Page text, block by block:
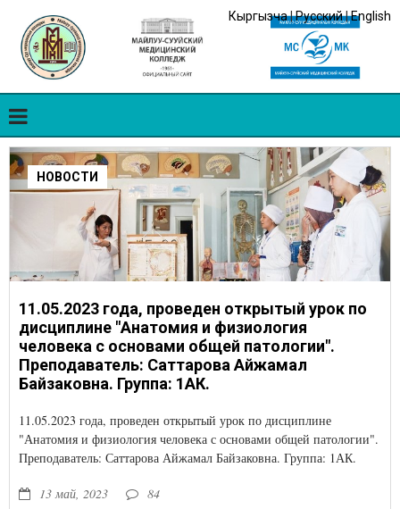
Кыргызча|Русский|English
НОВОСТИ
11.05.2023 года, проведен открытый урок по
дисциплине "Анатомия и физиология
человека с основами общей патологии".
Преподаватель: Саттарова Айжамал
Байзаковна. Группа: 1АК.
11.05.2023 года, проведен открытый урок по дисциплине
"Анатомия и физиология человека с основами общей патологии".
Преподаватель: Саттарова Айжамал Байзаковна. Группа: 1АК.
13 май, 2023 84